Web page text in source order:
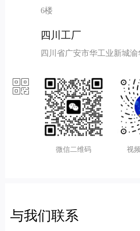
6楼
四川工厂
四川省广安市华工业新城
ꀥ
微信二维码 视
与我们联系